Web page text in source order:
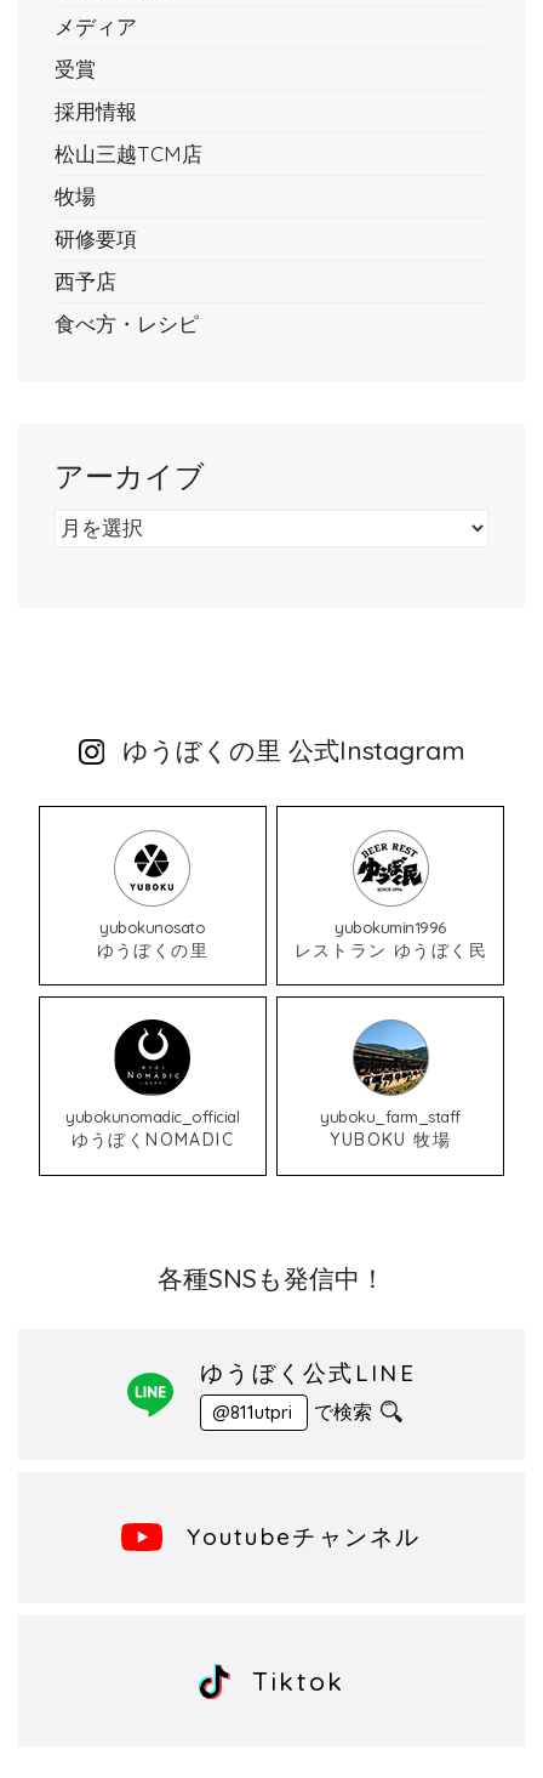
メディア
受賞
採用情報
松山三越TCM店
牧場
研修要項
西予店
食べ方・レシピ
アーカイブ
ア
ゆうぼくの里 公式Instagram
yubokunosato
ゆうぼくの里
yubokumin1996
レストラン ゆうぼく民
yubokunomadic_official
ゆうぼくNOMADIC
yuboku_farm_staff
YUBOKU 牧場
各種SNSも発信中！
ゆうぼく公式LINE
@811utpri で検索
Youtubeチャンネル
Tiktok